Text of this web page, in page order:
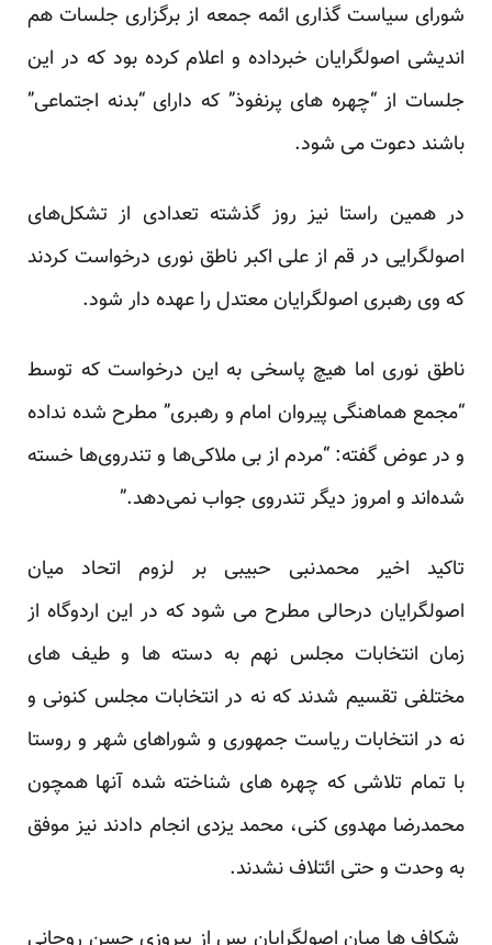
شورای سیاست گذاری ائمه جمعه از برگزاری جلسات هم
اندیشی اصولگرایان خبرداده و اعلام کرده بود که در این
جلسات از “چهره های پرنفوذ” که دارای “بدنه اجتماعی”
باشند دعوت می شود.
در همین راستا نیز روز گذشته تعدادی از تشکل‌های
اصولگرایی در قم از علی اکبر ناطق نوری درخواست کردند
که وی رهبری اصولگرایان معتدل را عهده دار شود.
ناطق نوری اما هیچ پاسخی به این درخواست که توسط
“مجمع هماهنگی پیروان امام و رهبری” مطرح شده نداده
و در عوض گفته: “مردم از بی ملاکی‌ها و تندروی‌ها خسته
شده‌اند و امروز دیگر تندروی جواب نمی‌دهد.”
تاکید اخیر محمدنبی حبیبی بر لزوم اتحاد میان
اصولگرایان درحالی مطرح می شود که در این اردوگاه از
زمان انتخابات مجلس نهم به دسته ها و طیف های
مختلفی تقسیم شدند که نه در انتخابات مجلس کنونی و
نه در انتخابات ریاست جمهوری و شوراهای شهر و روستا
با تمام تلاشی که چهره های شناخته شده آنها همچون
محمدرضا مهدوی کنی، محمد یزدی انجام دادند نیز موفق
به وحدت و حتی ائتلاف نشدند.